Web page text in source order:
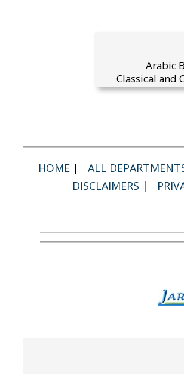
Arabic
Classical and
HOME | ALL
DISCLAIMERS |